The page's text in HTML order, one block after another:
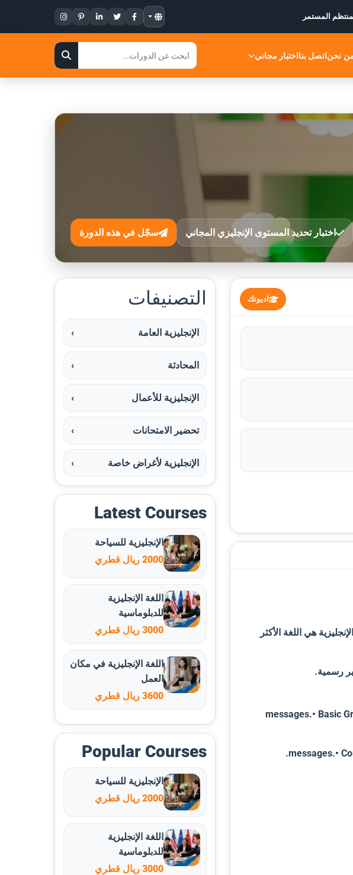
المستمر
نحن اتصل بنااختبار مجاني
اختبار تحديد المستوى الإنجليزي المجاني سجّل في هذه الدورة
اديوتك
هي اللغة الأكثر
رسمية.
messages.• Basic
messages.•
التصنيفات
الإنجليزية العامة ›
المحادثة ›
الإنجليزية للأعمال ›
تحضير الامتحانات ›
الإنجليزية لأغراض خاصة ›
Latest Courses
الإنجليزية للسياحة
2000 ريال قطري
اللغة الإنجليزية
للدبلوماسية
3000 ريال قطري
اللغة الإنجليزية في مكان
العمل
3600 ريال قطري
Popular Courses
الإنجليزية للسياحة
2000 ريال قطري
اللغة الإنجليزية
للدبلوماسية
3000 ريال قطري